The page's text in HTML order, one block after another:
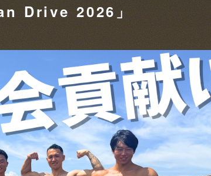
Drive 2026」